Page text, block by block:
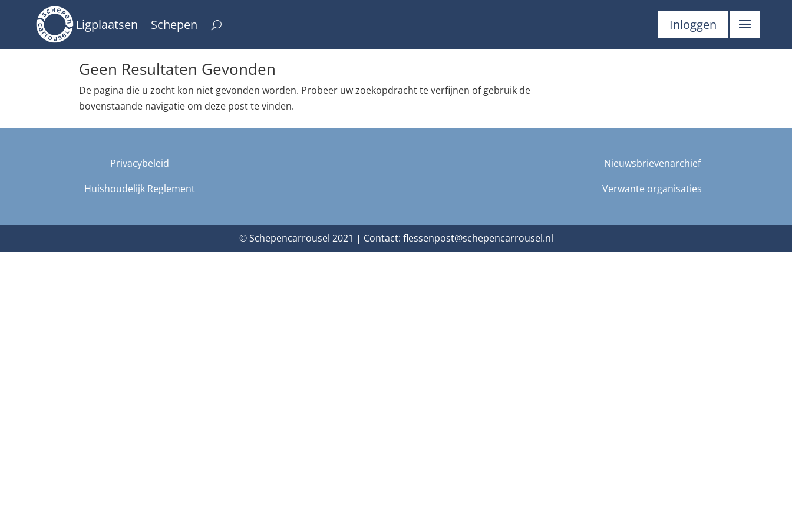
Ligplaatsen Schepen Inloggen
Geen Resultaten Gevonden
De pagina die u zocht kon niet gevonden worden. Probeer uw zoekopdracht te verfijnen of gebruik de
bovenstaande navigatie om deze post te vinden.
Privacybeleid
Huishoudelijk Reglement
Nieuwsbrievenarchief
Verwante organisaties
© Schepencarrousel 2021 | Contact: flessenpost@schepencarrousel.nl